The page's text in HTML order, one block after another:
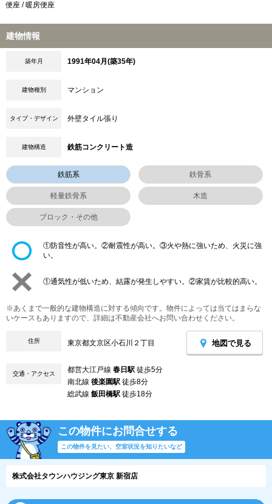
便座 / 暖房便座
建物情報
築年月 1991年04月(築35年)
建物種別 マンション
タイプ・デザイン 外壁タイル張り
建物構造 鉄筋コンクリート造
鉄筋系 鉄骨系
軽量鉄骨系 木造
ブロック・その他
①防音性が高い。②耐震性が高い。③火や熱に強いため、火災に強
い。
①通気性が低いため、結露が発生しやすい。②家賃が比較的高い。
※あくまで一般的な建物構造に対する傾向です。物件によっては当てはまらな
いケースもありますので、詳細は不動産会社へお問い合わせください。
住所 東京都文京区小石川２丁目 地図で見る
交通・アクセス 都営大江戸線 春日駅 徒歩5分
南北線 後楽園駅 徒歩8分
総武線 飯田橋駅 徒歩18分
この物件にお問合せする
この物件を見たい、空室状況を知りたいなど
株式会社タウンハウジング東京 新宿店